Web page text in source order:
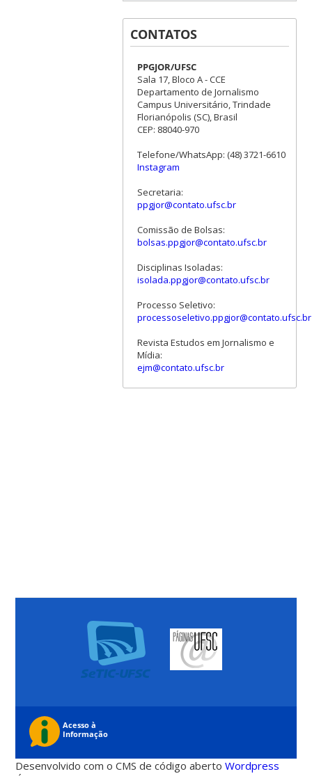
CONTATOS
PPGJOR/UFSC
Sala 17, Bloco A - CCE
Departamento de Jornalismo
Campus Universitário, Trindade
Florianópolis (SC), Brasil
CEP: 88040-970
Telefone/WhatsApp: (48) 3721-6610
Instagram
Secretaria:
ppgjor@contato.ufsc.br
Comissão de Bolsas:
bolsas.ppgjor@contato.ufsc.br
Disciplinas Isoladas:
isolada.ppgjor@contato.ufsc.br
Processo Seletivo:
processoseletivo.ppgjor@contato.ufsc.br
Revista Estudos em Jornalismo e
Mídia:
ejm@contato.ufsc.br
Desenvolvido com o CMS de código abertoWordpress